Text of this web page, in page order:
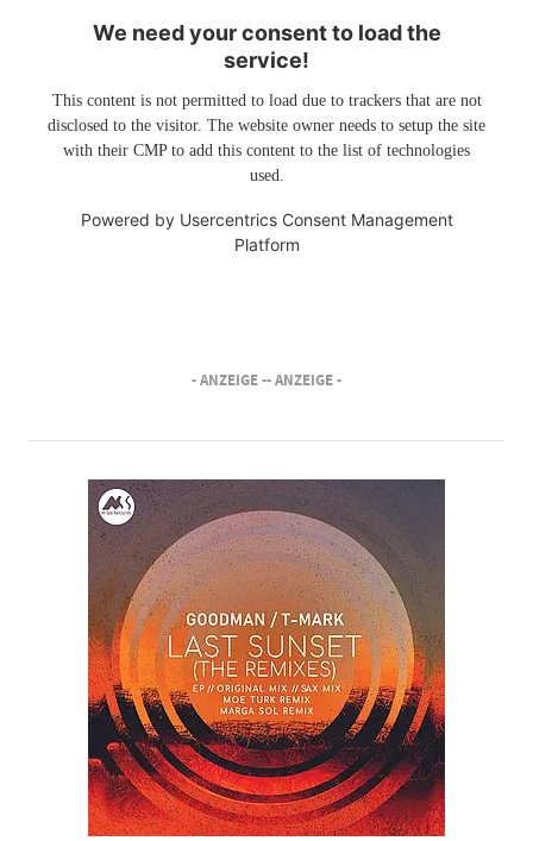
We need your consent to load the
service!
This content is not permitted to load due to trackers that are not
disclosed to the visitor. The website owner needs to setup the site
with their CMP to add this content to the list of technologies
used.
Powered by Usercentrics Consent Management
Platform
- ANZEIGE -- ANZEIGE -